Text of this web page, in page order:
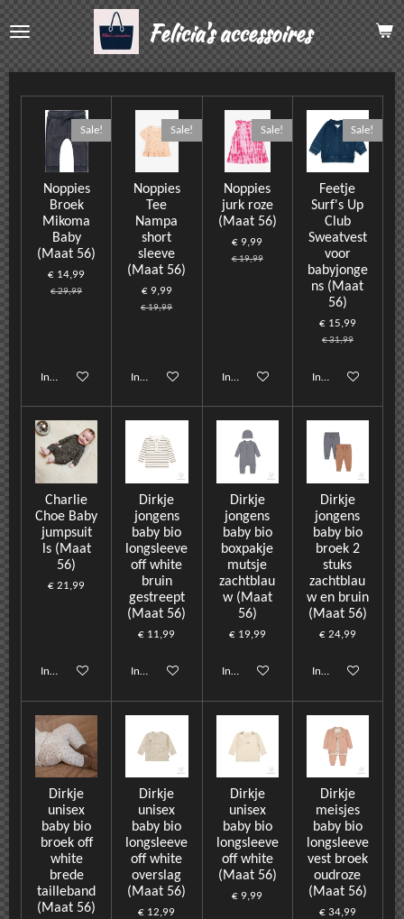
direct
Felicia's accessoires
Sale!
Noppies
Broek
Mikoma
Baby
(Maat 56)
€ 14,99
€ 29,99
In winkelwagen
Sale!
Noppies
Tee
Nampa
short
sleeve
(Maat 56)
€ 9,99
€ 19,99
In winkelwagen
Sale!
Noppies
jurk roze
(Maat 56)
€ 9,99
€ 19,99
In winkelwagen
Sale!
Feetje
Surf's Up
Club
Sweatvest
voor
babyjonge
ns (Maat
56)
€ 15,99
€ 31,99
In winkelwagen
Charlie
Choe Baby
jumpsuit
ls (Maat
56)
€ 21,99
In winkelwagen
Dirkje
jongens
baby bio
longsleeve
off white
bruin
gestreept
(Maat 56)
€ 11,99
In winkelwagen
Dirkje
jongens
baby bio
boxpakje
mutsje
zachtblau
w (Maat
56)
€ 19,99
In winkelwagen
Dirkje
jongens
baby bio
broek 2
stuks
zachtblau
w en bruin
(Maat 56)
€ 24,99
In winkelwagen
Dirkje
unisex
baby bio
broek off
white
brede
tailleband
(Maat 56)
Dirkje
unisex
baby bio
longsleeve
off white
overslag
(Maat 56)
€ 12,99
Dirkje
unisex
baby bio
longsleeve
off white
(Maat 56)
€ 9,99
Dirkje
meisjes
baby bio
longsleeve
vest broek
oudroze
(Maat 56)
€ 34,99